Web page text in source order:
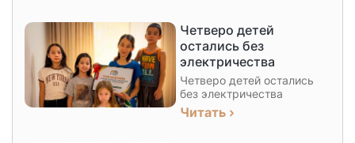
Четверо детей
остались без
электричества
Четверо детей остались
без электричества
Читать